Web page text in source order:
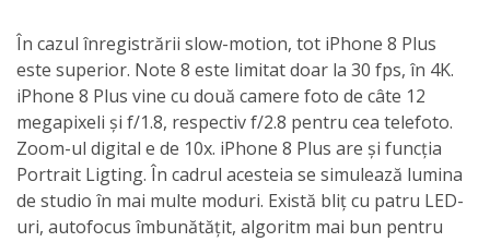
În cazul înregistrării slow-motion, tot iPhone 8 Plus
este superior. Note 8 este limitat doar la 30 fps, în 4K.
iPhone 8 Plus vine cu două camere foto de câte 12
megapixeli și f/1.8, respectiv f/2.8 pentru cea telefoto.
Zoom-ul digital e de 10x. iPhone 8 Plus are și funcția
Portrait Ligting. În cadrul acesteia se simulează lumina
de studio în mai multe moduri. Există bliț cu patru LED-
uri, autofocus îmbunătățit, algoritm mai bun pentru